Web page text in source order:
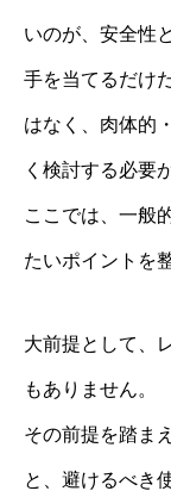
いのが、安全性
手を当てるだけ
はなく、肉体的
く検討する必要
ここでは、一般
たいポイントを
大前提として、
もありません。
その前提を踏ま
と、避けるべき